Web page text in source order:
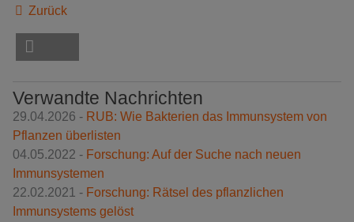
Zurück
Verwandte Nachrichten
29.04.2026 - RUB: Wie Bakterien das Immunsystem von
Pflanzen überlisten
04.05.2022 - Forschung: Auf der Suche nach neuen
Immunsystemen
22.02.2021 - Forschung: Rätsel des pflanzlichen
Immunsystems gelöst